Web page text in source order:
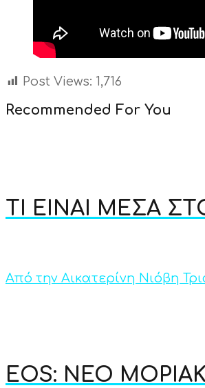
Post Views: 1,716
Recommended For You
ΤΙ ΕΙΝΑΙ ΜΕΣΑ
Από την Αικατερίνη Νιόβη
EOS: ΝΕΟ